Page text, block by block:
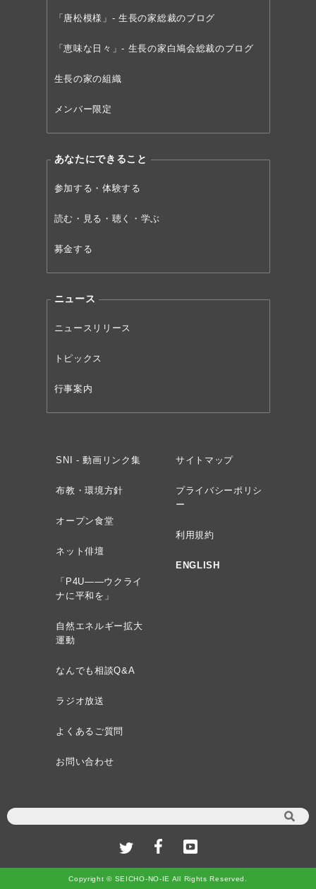
「唐松模様」- 生長の家総裁のブログ
「恵味な日々」- 生長の家白鳩会総裁のブログ
生長の家の組織
メンバー限定
あなたにできること
参加する・体験する
読む・見る・聴く・学ぶ
募金する
ニュース
ニュースリリース
トピックス
行事案内
SNI - 動画リンク集
布教・環境方針
オープン食堂
ネット俳壇
「P4U——ウクライ
ナに平和を」
自然エネルギー拡大
運動
なんでも相談Q&A
ラジオ放送
よくあるご質問
お問い合わせ
サイトマップ
プライバシーポリシ
ー
利用規約
ENGLISH
Copyright © SEICHO-NO-IE All Rights Reserved.